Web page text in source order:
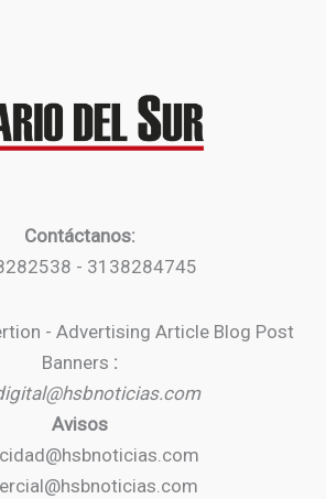
Contáctanos:
- 3138284745
- Advertising Article Blog Post
Banners :
Avisos